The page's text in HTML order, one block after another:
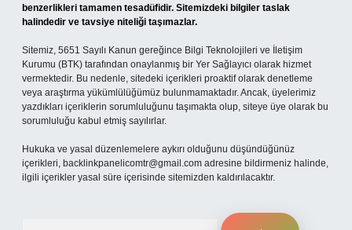
benzerlikleri tamamen tesadüfidir. Sitemizdeki bilgiler taslak
halindedir ve tavsiye niteliği taşımazlar.
Sitemiz, 5651 Sayılı Kanun gereğince Bilgi Teknolojileri ve İletişim
Kurumu (BTK) tarafından onaylanmış bir Yer Sağlayıcı olarak hizmet
vermektedir. Bu nedenle, sitedeki içerikleri proaktif olarak denetleme
veya araştırma yükümlülüğümüz bulunmamaktadır. Ancak, üyelerimiz
yazdıkları içeriklerin sorumluluğunu taşımakta olup, siteye üye olarak bu
sorumluluğu kabul etmiş sayılırlar.
Hukuka ve yasal düzenlemelere aykırı olduğunu düşündüğünüz
içerikleri, backlinkpanelicomtr@gmail.com adresine bildirmeniz halinde,
ilgili içerikler yasal süre içerisinde sitemizden kaldırılacaktır.